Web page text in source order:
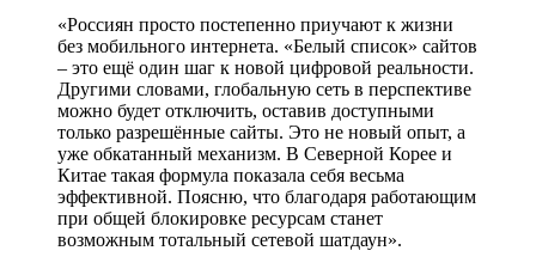
«Россиян просто постепенно приучают к жизни
без мобильного интернета. «Белый список» сайтов
– это ещё один шаг к новой цифровой реальности.
Другими словами, глобальную сеть в перспективе
можно будет отключить, оставив доступными
только разрешённые сайты. Это не новый опыт, а
уже обкатанный механизм. В Северной Корее и
Китае такая формула показала себя весьма
эффективной. Поясню, что благодаря работающим
при общей блокировке ресурсам станет
возможным тотальный сетевой шатдаун».